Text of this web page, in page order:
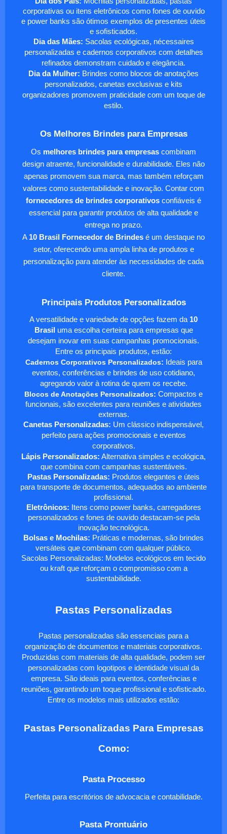
corporativas ou itens eletrônicos como fones de ouvido
e power banks são ótimos exemplos de presentes úteis
e sofisticados.
Dia das Mães: Sacolas ecológicas, nécessaires
personalizadas e cadernos corporativos com detalhes
refinados demonstram cuidado e elegância.
Dia da Mulher: Brindes como blocos de anotações
personalizados, canetas exclusivas e kits
organizadores promovem praticidade com um toque de
estilo.
Os Melhores Brindes para Empresas
Os melhores brindes para empresas combinam
design atraente, funcionalidade e durabilidade. Eles não
apenas promovem sua marca, mas também reforçam
valores como sustentabilidade e inovação. Contar com
fornecedores de brindes corporativos confiáveis é
essencial para garantir produtos de alta qualidade e
entrega no prazo.
A 10 Brasil Fornecedor de Brindes é um destaque no
setor, oferecendo uma ampla linha de produtos e
personalização para atender às necessidades de cada
cliente.
Principais Produtos Personalizados
A versatilidade e variedade de opções fazem da 10
Brasil uma escolha certeira para empresas que
desejam inovar em suas campanhas promocionais.
Entre os principais produtos, estão:
Cadernos Corporativos Personalizados: Ideais para
eventos, conferências e brindes de uso cotidiano,
agregando valor à rotina de quem os recebe.
Blocos de Anotações Personalizados: Compactos e
funcionais, são excelentes para reuniões e atividades
externas.
Canetas Personalizadas: Um clássico indispensável,
perfeito para ações promocionais e eventos
corporativos.
Lápis Personalizados: Alternativa simples e ecológica,
que combina com campanhas sustentáveis.
Pastas Personalizadas: Produtos elegantes e úteis
para transporte de documentos, adequados ao ambiente
profissional.
Eletrônicos: Itens como power banks, carregadores
personalizados e fones de ouvido destacam-se pela
inovação tecnológica.
Bolsas e Mochilas: Práticas e modernas, são brindes
versáteis que combinam com qualquer público.
Sacolas Personalizadas: Modelos ecológicos em tecido
ou kraft que reforçam o compromisso com a
sustentabilidade.
Pastas Personalizadas
Pastas personalizadas são essenciais para a
organização de documentos e materiais corporativos.
Produzidas com materiais de alta qualidade, podem ser
personalizadas com logotipos e identidade visual da
empresa. São ideais para eventos, conferências e
reuniões, garantindo um toque profissional e sofisticado.
Entre os modelos mais utilizados estão:
Pastas Personalizadas Para Empresas
Como:
Pasta Processo
Perfeita para escritórios de advocacia e contabilidade.
Pasta Prontuário